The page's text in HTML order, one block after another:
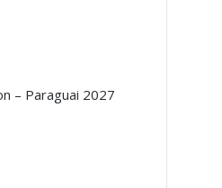
– Paraguai 2027